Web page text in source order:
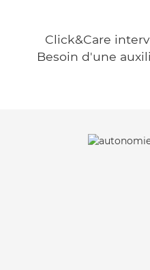
Click&Care
Besoin d'une